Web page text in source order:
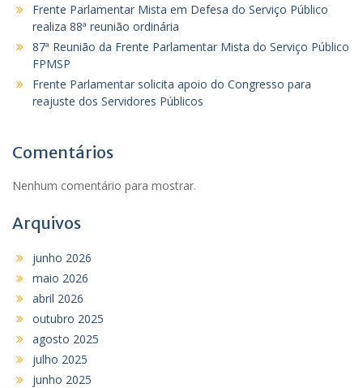
Frente Parlamentar Mista em Defesa do Serviço Público
realiza 88ª reunião ordinária
87ª Reunião da Frente Parlamentar Mista do Serviço Público
FPMSP
Frente Parlamentar solicita apoio do Congresso para
reajuste dos Servidores Públicos
Comentários
Nenhum comentário para mostrar.
Arquivos
junho 2026
maio 2026
abril 2026
outubro 2025
agosto 2025
julho 2025
junho 2025